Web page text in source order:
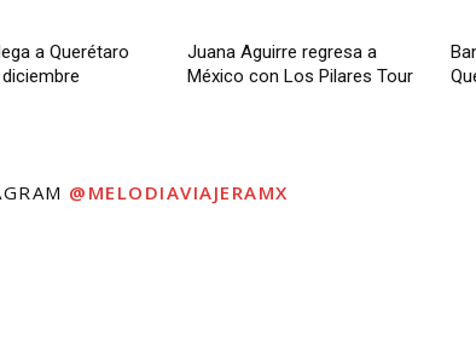
a Querétaro
Juana Aguirre regresa a
México con Los Pilares Tour
@MELODIAVIAJERAMX